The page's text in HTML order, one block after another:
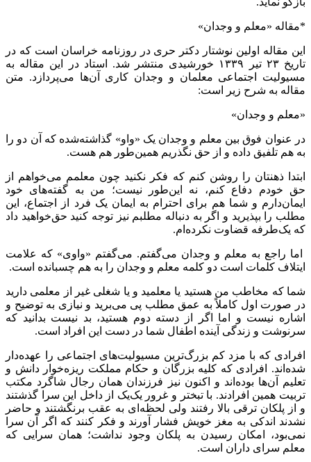
*مقاله «معلم و وجدان»
این مقاله اولین نوشتار دکتر حری در روزنامه خراسان است که در
تاریخ ۲۳ تیر ۱۳۳۹ خورشیدی منتشر شد. استاد در این مقاله به
مسیولیت اجتماعی معلمان و وجدان کاری آن‌ها می‌پردازد. متن
مقاله به شرح زیر است:
«معلم و وجدان»
در عنوان فوق بین معلم و وجدان یک «واو» گذاشته‌شده که آن دو را
به هم تلفیق داده و از حق نگذریم همین‌طور هم هست.
ابتدا ذهنتان را روشن کنم که فکر نکنید چون معلمم می‌خواهم از
حق خودم دفاع کنم، نه این‌طور نیست؛ من به گفته‌های خود
ایمان‌دارم و شما هم برای احترام به ایمان یک فرد از اجتماع، این
مطلب را بپذیرید و اگر به دنباله مطلبم نیز توجه کنید حق‌خواهید داد
که یک‌طرفه قضاوت نکرده‌ام.
اما راجع به معلم و وجدان می‌گفتم. می‌گفتم «واوی» که علامت
ایتلاف کلمات است دو کلمه معلم و وجدان را به هم چسبانده است.
شما که مخاطب من هستید یا معلمید و یا شغلی غیر از معلمی دارید
در صورت اول کاملاً به عمق مطلب پی می‌برید و نیازی به توضیح و
اشاره نیست و اما اگر از دسته دوم هستید، بد نیست بدانید که
سرنوشت و زندگی آینده اطفال شما در دست این افراد است.
افرادی که با مزد کم بزرگ‌ترین مسیولیت‌های اجتماعی را عهده‌دار
شده‌اند. افرادی که کلیه بزرگان و حکام مملکت ریزه‌خوار دانش و
تعلیم آن‌ها بوده‌اند و اکنون نیز فرزندان همان رجال شاگرد مکتب
تربیت همین افرادند. با تبختر و غرور یک‌یک از داخل این سرا گذشتند
و از پلکان ترقی بالا رفتند ولی لحظه‌ای به عقب برنگشتند و حاضر
نشدند اندکی به مغز خویش فشار آورند و فکر کنند که اگر آن سرا
نمی‌بود، امکان رسیدن به پلکان وجود نداشت؛ همان سرایی که
معلم سرای داران است.